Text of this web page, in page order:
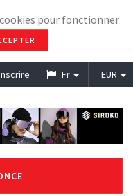
pour fonctionner
Fr EUR